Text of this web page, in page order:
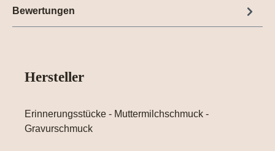
Bewertungen
Hersteller
Erinnerungsstücke - Muttermilchschmuck -
Gravurschmuck